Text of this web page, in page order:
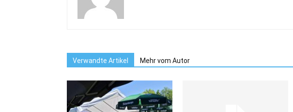
Verwandte Artikel Mehr vom Autor